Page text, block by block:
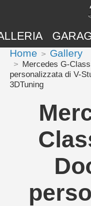
Home Gallery
Mercedes G-
personalizzata di V-
3DTuning